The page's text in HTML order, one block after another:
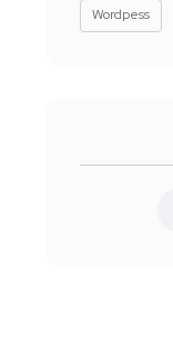
Wordpess